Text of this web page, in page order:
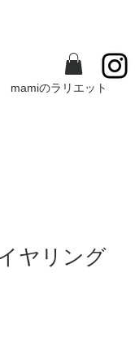
mamiのラリエット
ヤリング